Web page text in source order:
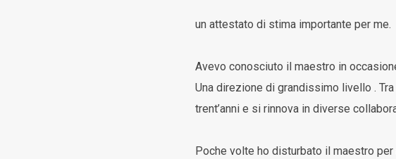
un attestato di stima importante per me.
Avevo conosciuto il maestro in
Una direzione di grandissimo livello .
trent’anni e si rinnova in diverse
Poche volte ho disturbato il maestro